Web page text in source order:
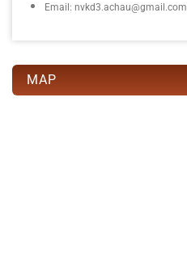
Email: nvkd3.achau@gmail.com
MAP